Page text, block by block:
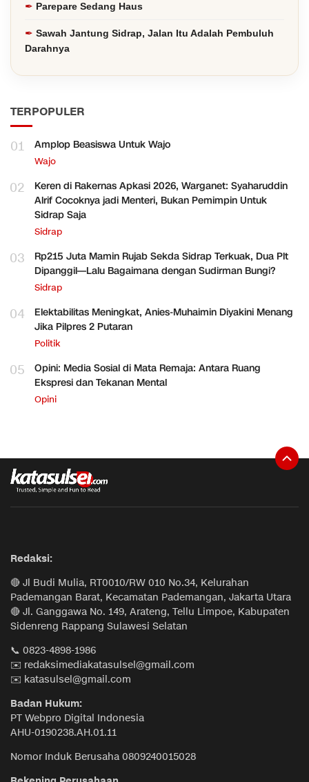
Parepare Sedang Haus
Sawah Jantung Sidrap, Jalan Itu Adalah Pembuluh
Darahnya
TERPOPULER
01 Amplop Beasiswa Untuk Wajo
Wajo
02
Keren di Rakernas Apkasi 2026, Warganet: Syaharuddin
Alrif Cocoknya jadi Menteri, Bukan Pemimpin Untuk
Sidrap Saja
Sidrap
03
Rp215 Juta Mamin Rujab Sekda Sidrap Terkuak, Dua Plt
Dipanggil—Lalu Bagaimana dengan Sudirman Bungi?
Sidrap
04
Elektabilitas Meningkat, Anies-Muhaimin Diyakini Menang
Jika Pilpres 2 Putaran
Politik
05
Opini: Media Sosial di Mata Remaja: Antara Ruang
Ekspresi dan Tekanan Mental
Opini
Redaksi:
🔴 Jl Budi Mulia, RT0010/RW 010 No.34, Kelurahan
Pademangan Barat, Kecamatan Pademangan, Jakarta Utara
🔴 Jl. Ganggawa No. 149, Arateng, Tellu Limpoe, Kabupaten
Sidenreng Rappang Sulawesi Selatan
📞 0823-4898-1986
✉️ redaksimediakatasulsel@gmail.com
✉️ katasulsel@gmail.com
Badan Hukum:
PT Webpro Digital Indonesia
AHU-0190238.AH.01.11
Nomor Induk Berusaha 0809240015028